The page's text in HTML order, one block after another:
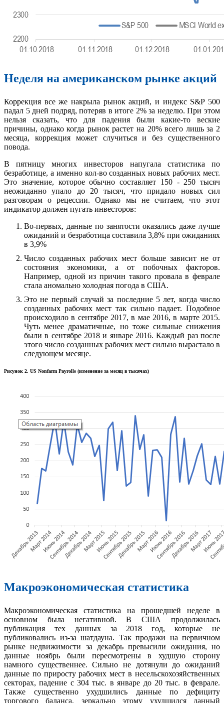
Неделя на американском рынке акций
Коррекция все же накрыла рынок акций, и индекс S&P 500
падал 5 дней подряд, потеряв в итоге 2% за неделю. При этом
нельзя сказать, что для падения были какие-то веские
причины, однако когда рынок растет на 20% всего лишь за 2
месяца, коррекция может случиться и без существенного
повода.
В пятницу многих инвесторов напугала статистика по
безработице, а именно кол-во созданных новых рабочих мест.
Это значение, которое обычно составляет 150 - 250 тысяч
неожиданно упало до 20 тысяч, что придало новых сил
разговорам о рецессии. Однако мы не считаем, что этот
индикатор должен пугать инвесторов:
Во-первых, данные по занятости оказались даже лучше
ожиданий и безработица составила 3,8% при ожиданиях
в 3,9%
Число созданных рабочих мест больше зависит не от
состояния экономики, а от побочных факторов.
Например, одной из причин такого провала в феврале
стала аномально холодная погода в США.
Это не первый случай за последние 5 лет, когда число
созданных рабочих мест так сильно падает. Подобное
происходило в сентябре 2017, в мае 2016, в марте 2015.
Чуть менее драматичные, но тоже сильные снижения
были в сентябре 2018 и январе 2016. Каждый раз после
этого число созданных рабочих мест сильно вырастало в
следующем месяце.
Рисунок 2. US Nonfarm Payrolls (изменение за месяц в тысячах)
Макроэкономическая статистика
Макроэкономическая статистика на прошедшей неделе в
основном была негативной. В США продолжилась
публикация тех данных за 2018 год, которые не
публиковались из-за шатдауна. Так продажи на первичном
рынке недвижимости за декабрь превысили ожидания, но
данные ноябрь были пересмотрены в худшую сторону
намного существеннее. Сильно не дотянули до ожиданий
данные по приросту рабочих мест в несельскохозяйственных
секторах, падение с 304 тыс. в январе до 20 тыс. в феврале.
Также существенно ухудшились данные по дефициту
торгового баланса, зеркально этому ухудшился данный